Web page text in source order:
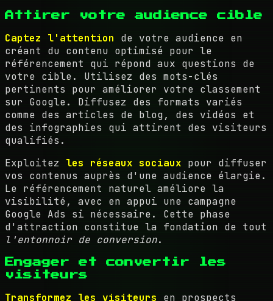
Attirer votre audience cible
Captez l'attention de votre audience en
créant du contenu optimisé pour le
référencement qui répond aux questions de
votre cible. Utilisez des mots-clés
pertinents pour améliorer votre classement
sur Google. Diffusez des formats variés
comme des articles de blog, des vidéos et
des infographies qui attirent des visiteurs
qualifiés.
Exploitez les réseaux sociaux pour diffuser
vos contenus auprès d'une audience élargie.
Le référencement naturel améliore la
visibilité, avec en appui une campagne
Google Ads si nécessaire. Cette phase
d'attraction constitue la fondation de tout
l'entonnoir de conversion.
Engager et convertir les
visiteurs
Transformez les visiteurs en prospects